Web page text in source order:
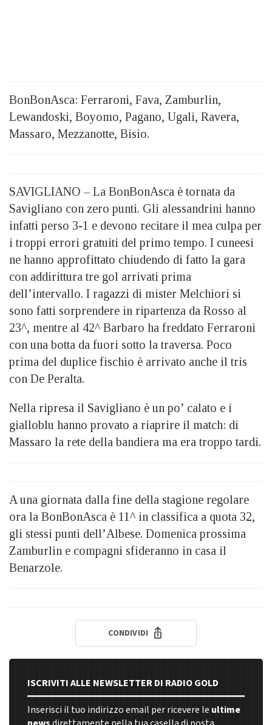
BonBonAsca: Ferraroni, Fava, Zamburlin,
Lewandoski, Boyomo, Pagano, Ugali, Ravera,
Massaro, Mezzanotte, Bisio.
SAVIGLIANO – La BonBonAsca è tornata da
Savigliano con zero punti. Gli alessandrini hanno
infatti perso 3-1 e devono recitare il mea culpa per
i troppi errori gratuiti del primo tempo. I cuneesi
ne hanno approfittato chiudendo di fatto la gara
con addirittura tre gol arrivati prima
dell’intervallo. I ragazzi di mister Melchiori si
sono fatti sorprendere in ripartenza da Rosso al
23^, mentre al 42^ Barbaro ha freddato Ferraroni
con una botta da fuori sotto la traversa. Poco
prima del duplice fischio è arrivato anche il tris
con De Peralta.
Nella ripresa il Savigliano è un po’ calato e i
gialloblu hanno provato a riaprire il match: di
Massaro la rete della bandiera ma era troppo tardi.
A una giornata dalla fine della stagione regolare
ora la BonBonAsca è 11^ in classifica a quota 32,
gli stessi punti dell’Albese. Domenica prossima
Zamburlin e compagni sfideranno in casa il
Benarzole.
CONDIVIDI
ISCRIVITI ALLE NEWSLETTER DI RADIO GOLD
Inserisci il tuo indirizzo email per ricevere le ultime